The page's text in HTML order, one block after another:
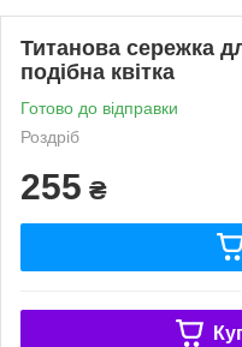
Титанова сережка
подібна квітка
Готово до відправки
Роздріб
255 ₴